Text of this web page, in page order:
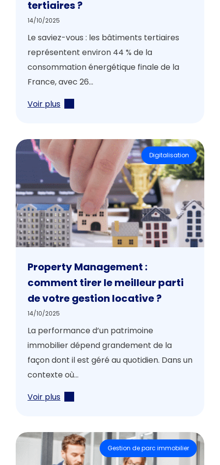
tertiaires ?
14/10/2025
Le saviez-vous : les bâtiments tertiaires
représentent environ 44 % de la
consommation énergétique finale de la
France, avec 26...
Voir plus
Digitalisation
Property Management :
comment tirer le meilleur parti
de votre gestion locative ?
14/10/2025
La performance d’un patrimoine
immobilier dépend grandement de la
façon dont il est géré au quotidien. Dans un
contexte où...
Voir plus
Gestion de parc immobilier